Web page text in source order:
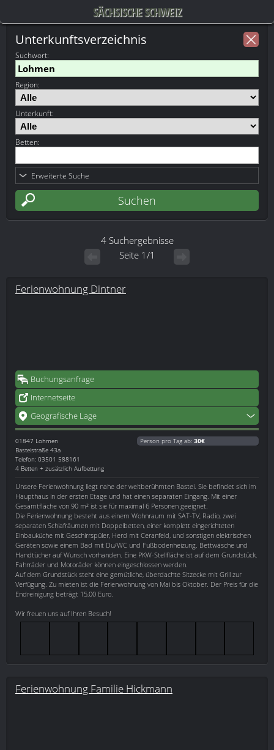
SÄCHSISCHE SCHWEIZ
Unterkunftsverzeichnis
Suchwort:
Region:
Unterkunft:
Betten:
Erweiterte Suche
4 Suchergebnisse
Seite 1/1
Ferienwohnung Dintner
Buchungsanfrage
Internetseite
Geografische Lage
01847 Lohmen
Basteistraße 43a
Telefon: 03501 588161
4 Betten + zusätzlich Aufbettung
Person pro Tag ab: 30€
Unsere Ferienwohnung liegt nahe der weltberühmten Bastei. Sie befindet sich im
Haupthaus in der ersten Etage und hat einen separaten Eingang. Mit einer
Gesamtfläche von 90 m² ist sie für maximal 6 Personen geeignet.
Die Ferienwohnung besteht aus einem Wohnraum mit SAT-TV, Radio, zwei
separaten Schlafräumen mit Doppelbetten, einer komplett eingerichteten
Einbauküche mit Geschirrspüler, Herd mit Ceranfeld, und sonstigen elektrischen
Geräten sowie einem Bad mit Du/WC und Fußbodenheizung. Bettwäsche und
Handtücher auf Wunsch vorhanden. Eine PKW-Stellfläche ist auf dem Grundstück.
Fahrräder und Motoräder können eingeschlossen werden.
Auf dem Grundstück steht eine gemütliche, überdachte Sitzecke mit Grill zur
Verfügung. Zu mieten ist die Ferienwohnung von Mai bis Oktober. Der Preis für die
Endreinigung beträgt 15,00 Euro.
Wir freuen uns auf Ihren Besuch!
Ferienwohnung Familie Hickmann